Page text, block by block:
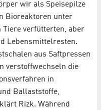
wir als Speisepilze
Bioreaktoren unter
Tiere verfütterten, aber
Lebensmittelresten.
aus Saftpressen
verstoffwechseln die
in
Ballaststoffe,
Rizk. Während